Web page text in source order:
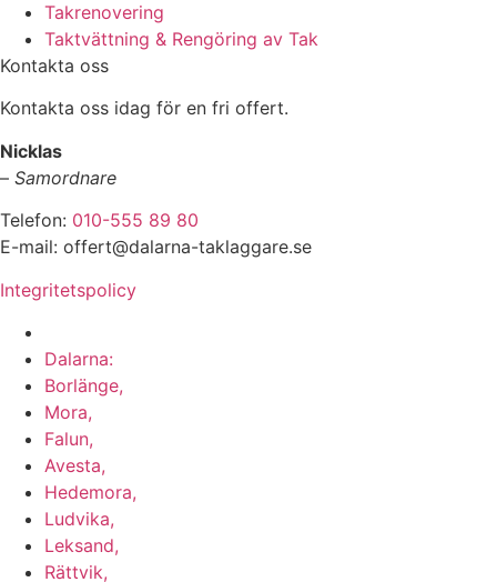
Takrenovering
Taktvättning & Rengöring av Tak
Kontakta oss
Kontakta oss idag för en fri offert.
Nicklas
– Samordnare
Telefon: 010-555 89 80
E-mail: offert@dalarna-taklaggare.se
Integritetspolicy
Dalarna:
Borlänge,
Mora,
Falun,
Avesta,
Hedemora,
Ludvika,
Leksand,
Rättvik,